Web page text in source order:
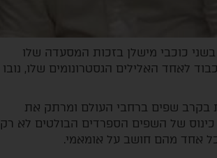
כוכבי מישלן בזכות המסעדה שלו
לאחד האלילים הגסטרונומים שלו, נובו
בקרב שפים ברחבי העולם ומרתק את
של השפים הספרדים הבולטים לא רק
אחד מהם חושב על אומאמי.